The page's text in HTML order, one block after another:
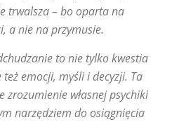
trwalsza – bo oparta na
a nie na przymusie.
to nie tylko kwestia
emocji, myśli i decyzji. Ta
zrozumienie własnej psychiki
narzędziem do osiągnięcia